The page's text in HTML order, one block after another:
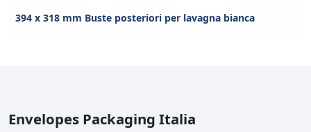
394 x 318 mm Buste posteriori per lavagna bianca
Envelopes Packaging Italia